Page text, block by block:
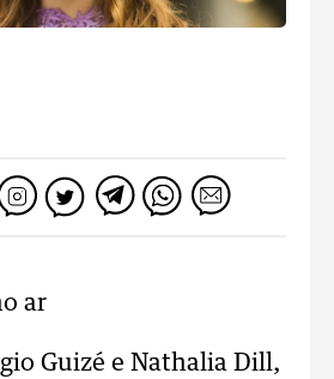
ar
Guizé e Nathalia Dill,